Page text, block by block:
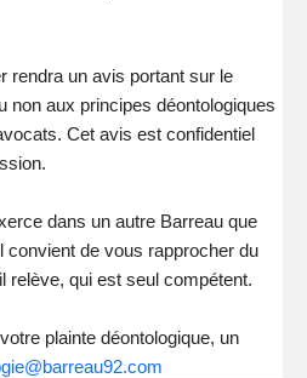
rendra un avis portant sur le
non aux principes déontologiques
Cet avis est confidentiel
dans un autre Barreau que
convient de vous rapprocher du
relève, qui est seul compétent.
plainte déontologique, un